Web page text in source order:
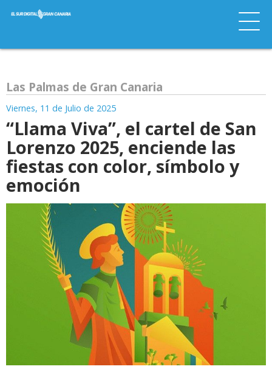
Las Palmas de Gran Canaria
Viernes, 11 de Julio de 2025
“Llama Viva”, el cartel de San
Lorenzo 2025, enciende las
fiestas con color, símbolo y
emoción